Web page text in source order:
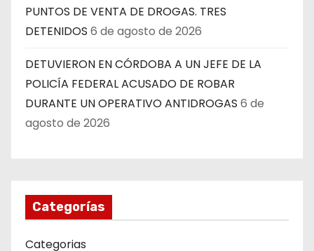
PUNTOS DE VENTA DE DROGAS. TRES
DETENIDOS 6 de agosto de 2026
DETUVIERON EN CÓRDOBA A UN JEFE DE LA
POLICÍA FEDERAL ACUSADO DE ROBAR
DURANTE UN OPERATIVO ANTIDROGAS 6 de
agosto de 2026
Categorías
Categorias